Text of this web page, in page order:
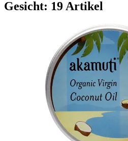
Gesicht: 19 Artikel